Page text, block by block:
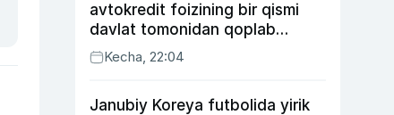
avtokredit foizining bir qismi
davlat tomonidan qoplab
berilishi mumkin
Kecha, 22:04
Janubiy Koreya futbolida yirik